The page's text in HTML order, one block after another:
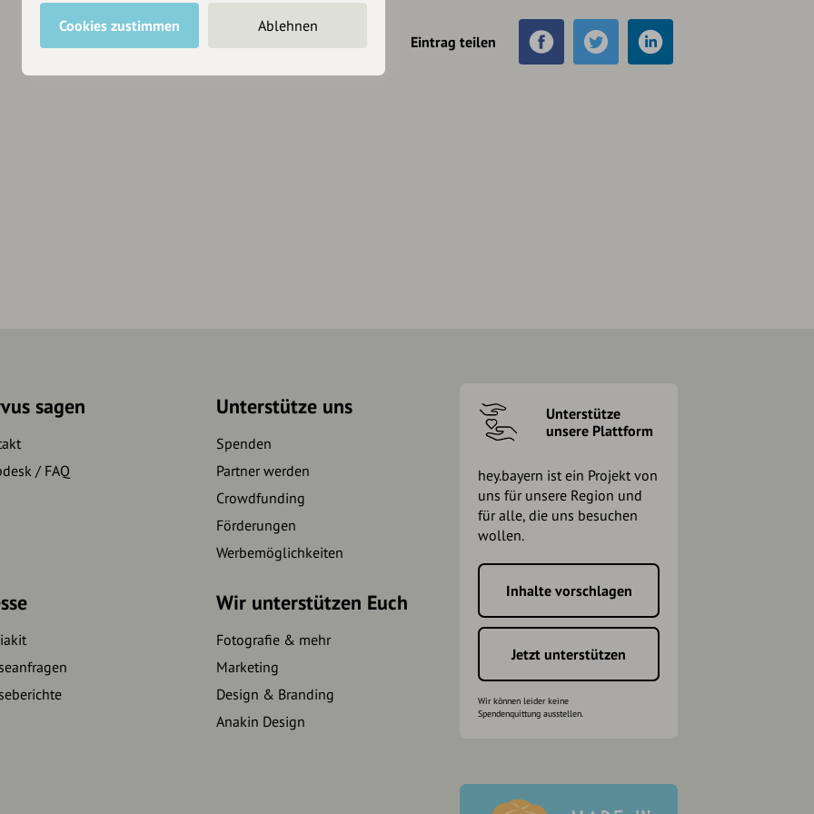
Eintrag teilen
sagen
/ FAQ
Unterstütze uns
Spenden
Partner werden
Crowdfunding
Förderungen
Werbemöglichkeiten
Wir unterstützen Euch
Fotografie & mehr
Marketing
Design & Branding
Anakin Design
Unterstütze
unsere Plattform
hey.bayern ist ein Projekt von
uns für unsere Region und
für alle, die uns besuchen
wollen.
Inhalte vorschlagen
Jetzt unterstützen
Wir können leider keine
Spendenquittung ausstellen.
Cookies zustimmen Ablehnen